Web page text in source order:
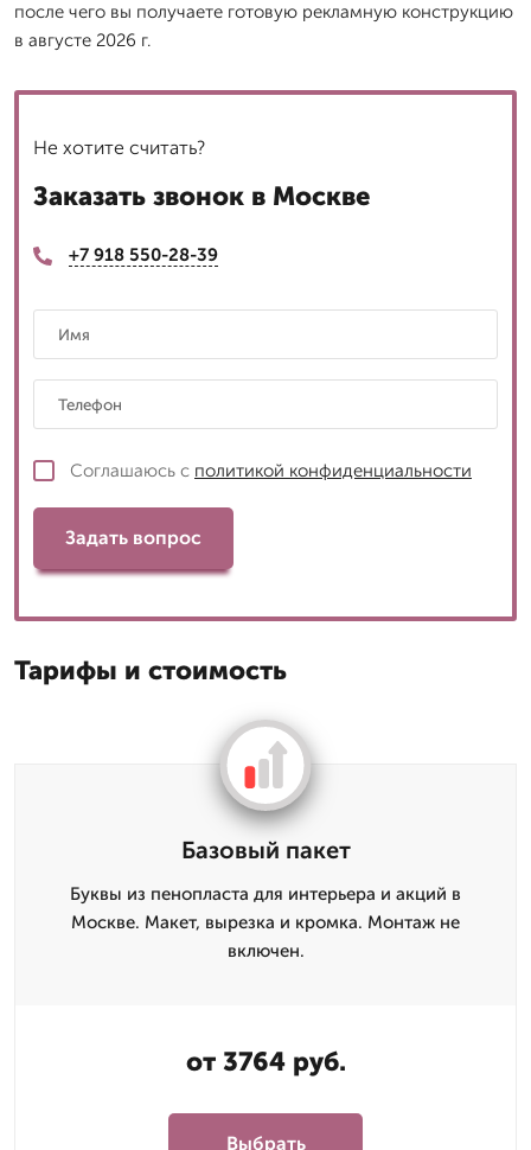
после чего вы получаете готовую рекламную конструкцию
в августе 2026 г.
Не хотите считать?
Заказать звонок в Москве
+7 918 550-28-39
Соглашаюсь с политикой конфиденциальности
Задать вопрос
Тарифы и стоимость
Базовый пакет
Буквы из пенопласта для интерьера и акций в
Москве. Макет, вырезка и кромка. Монтаж не
включен.
от 3764 руб.
Выбрать